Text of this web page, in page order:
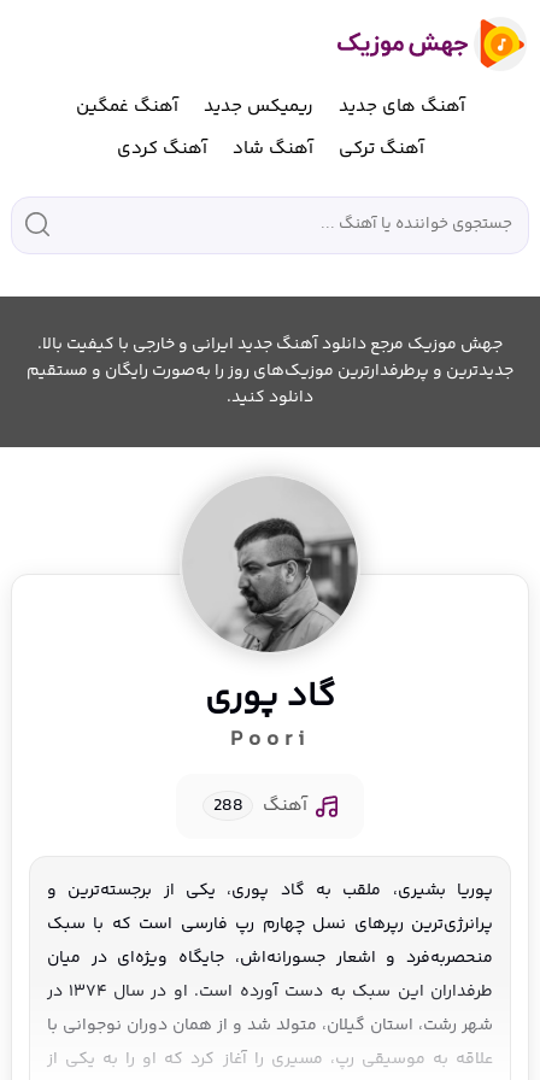
آهنگ های جدید ریمیکس جدید
آهنگ غمگین
آهنگ ترکی
آهنگ شاد آهنگ کردی
جهش موزیک مرجع دانلود آهنگ جدید ایرانی و خارجی با کیفیت بالا.
جدیدترین و پرطرفدارترین موزیک‌های روز را به‌صورت رایگان و مستقیم
دانلود کنید.
گاد پوری
Poori
آهنگ 288
پوریا بشیری، ملقب به گاد پوری، یکی از برجسته‌ترین و
پرانرژی‌ترین رپرهای نسل چهارم رپ فارسی است که با سبک
منحصربه‌فرد و اشعار جسورانه‌اش، جایگاه ویژه‌ای در میان
طرفداران این سبک به دست آورده است. او در سال ۱۳۷۴ در
شهر رشت، استان گیلان، متولد شد و از همان دوران نوجوانی با
علاقه به موسیقی رپ، مسیری را آغاز کرد که او را به یکی از